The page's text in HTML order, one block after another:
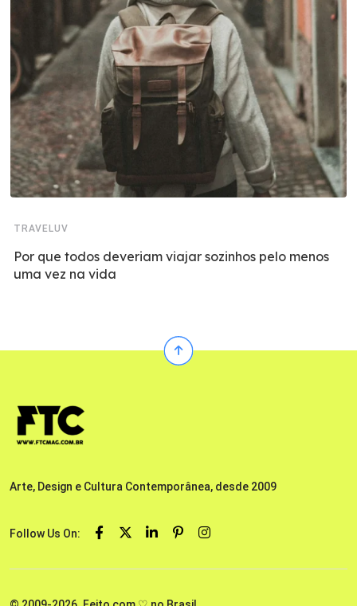
TRAVELUV
Por que todos deveriam viajar sozinhos pelo menos
uma vez na vida
Arte, Design e Cultura Contemporânea, desde 2009
Follow Us On: